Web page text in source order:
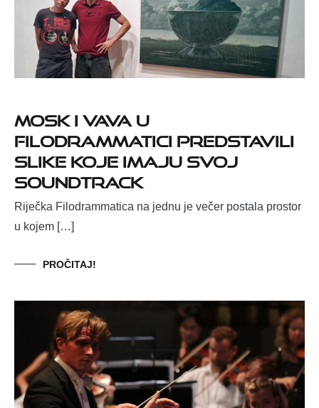
Mosk i Vava u
Filodrammatici predstavili
slike koje imaju svoj
soundtrack
Riječka Filodrammatica na jednu je večer postala prostor
u kojem […]
PROČITAJ!